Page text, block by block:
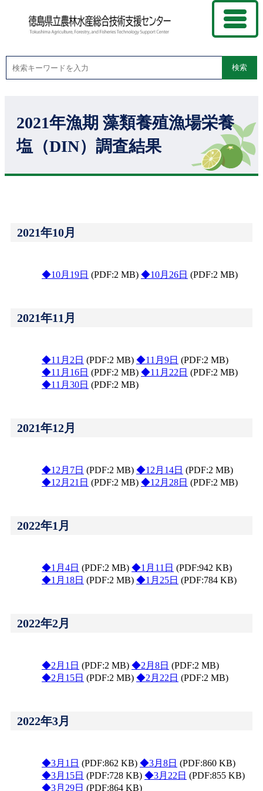
検索
2021年漁期 藻類養殖漁場栄養
塩（DIN）調査結果
2021年10月
◆10月19日 (PDF:2 MB) ◆10月26日 (PDF:2 MB)
2021年11月
◆11月2日 (PDF:2 MB) ◆11月9日 (PDF:2 MB)
◆11月16日 (PDF:2 MB) ◆11月22日 (PDF:2 MB)
◆11月30日 (PDF:2 MB)
2021年12月
◆12月7日 (PDF:2 MB) ◆12月14日 (PDF:2 MB)
◆12月21日 (PDF:2 MB) ◆12月28日 (PDF:2 MB)
2022年1月
◆1月4日 (PDF:2 MB) ◆1月11日 (PDF:942 KB)
◆1月18日 (PDF:2 MB) ◆1月25日 (PDF:784 KB)
2022年2月
◆2月1日 (PDF:2 MB) ◆2月8日 (PDF:2 MB)
◆2月15日 (PDF:2 MB) ◆2月22日 (PDF:2 MB)
2022年3月
◆3月1日 (PDF:862 KB) ◆3月8日 (PDF:860 KB)
◆3月15日 (PDF:728 KB) ◆3月22日 (PDF:855 KB)
◆3月29日 (PDF:864 KB)